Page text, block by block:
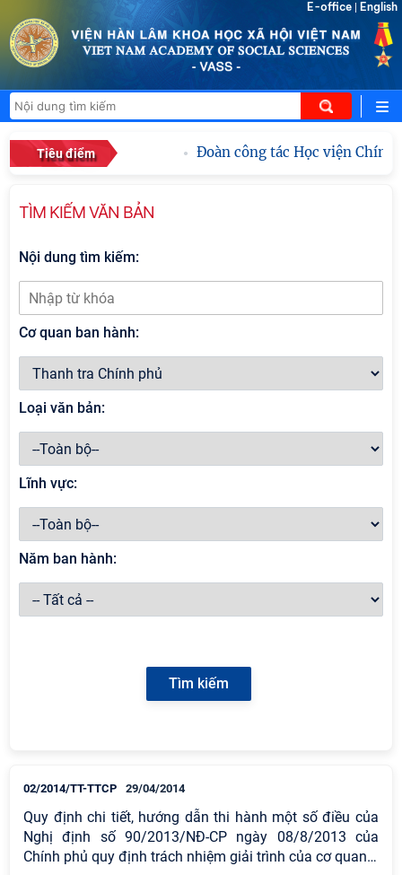
E-office English
Tiêu điểm Đoàn công tác Học viện Chính
TÌM KIẾM VĂN BẢN
Nội dung tìm kiếm:
Cơ quan ban hành:
Loại văn bản:
Lĩnh vực:
Năm ban hành:
02/2014/TT-TTCP 29/04/2014
Quy định chi tiết, hướng dẫn thi hành một số điều của
Nghị định số 90/2013/NĐ-CP ngày 08/8/2013 của
Chính phủ quy định trách nhiệm giải trình của cơ quan…